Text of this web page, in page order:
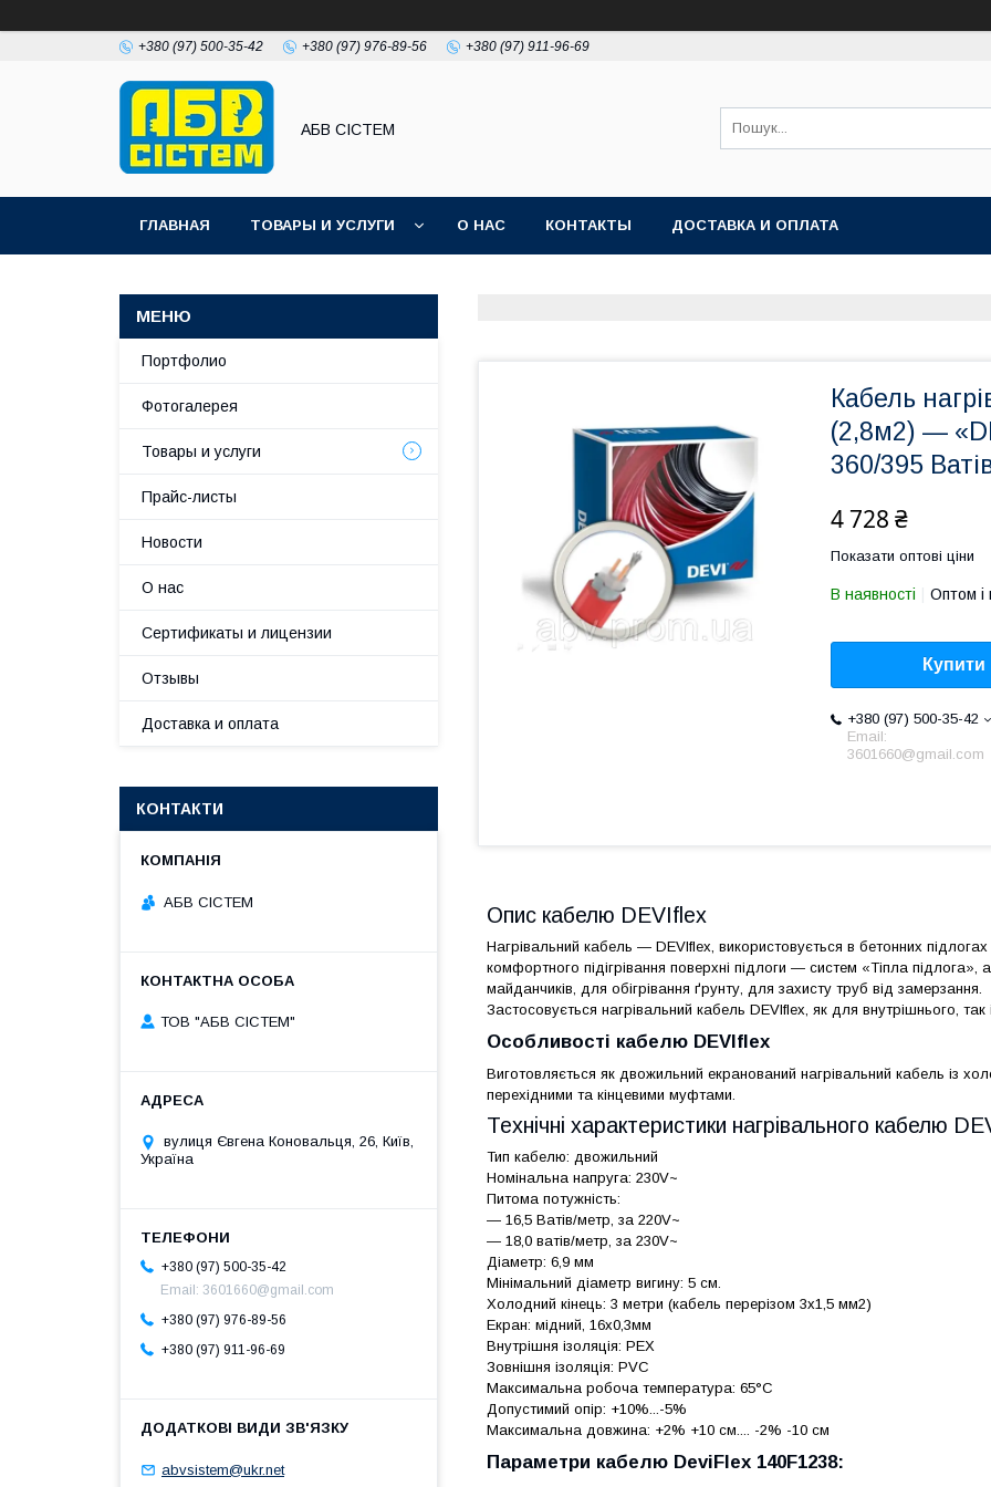
+380 (97) 500-35-42 +380 (97) 976-89-56 +380 (97) 911-96-69
АБВ СІСТЕМ
ГЛАВНАЯ ТОВАРЫ И УСЛУГИ О НАС КОНТАКТЫ ДОСТАВКА И ОПЛАТА
Кабель
(2,8м2) —
360/395
4 728 ₴
Показати оптові ціни
В наявності Оптом і
Купити
+380 (97) 500-35-42
Email:
3601660@gmail.com
Опис кабелю DEVIflex
Нагрівальний кабель — DEVIflex, використовується в бетонних
комфортного підігрівання поверхні підлоги — систем «Тіпла підлога»,
майданчиків, для обігрівання ґрунту, для захисту труб від замерзання.
Застосовується нагрівальний кабель DEVIflex, як для внутрішнього,
Особливості кабелю DEVIflex
Виготовляється як двожильний екранований нагрівальний кабель із
перехідними та кінцевими муфтами.
Технічні характеристики нагрівального кабелю
Тип кабелю: двожильний
Номінальна напруга: 230V~
Питома потужність:
— 16,5 Ватів/метр, за 220V~
— 18,0 ватів/метр, за 230V~
Діаметр: 6,9 мм
Мінімальний діаметр вигину: 5 см.
Холодний кінець: 3 метри (кабель перерізом 3х1,5 мм2)
Екран: мідний, 16х0,3мм
Внутрішня ізоляція: PEX
Зовнішня ізоляція: PVC
Максимальна робоча температура: 65°C
Допустимий опір: +10%...-5%
Максимальна довжина: +2% +10 см.... -2% -10 см
Параметри кабелю DeviFlex 140F1238:
Портфолио
Фотогалерея
Товары и услуги
Прайс-листы
Новости
О нас
Сертификаты и лицензии
Отзывы
Доставка и оплата
КОНТАКТИ
АБВ СІСТЕМ
ТОВ "АБВ СІСТЕМ"
вулиця Євгена Коновальця, 26, Київ,
Україна
+380 (97) 500-35-42
Email: 3601660@gmail.com
+380 (97) 976-89-56
+380 (97) 911-96-69
abvsistem@ukr.net